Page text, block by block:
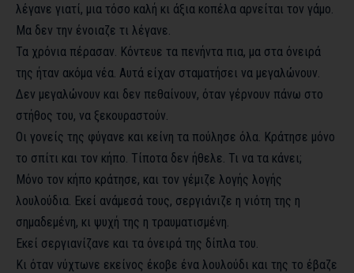
λέγανε γιατί, μια τόσο καλή κι άξια κοπέλα αρνείται τον γάμο.
Μα δεν την ένοιαζε τι λέγανε.
Τα χρόνια πέρασαν. Κόντευε τα πενήντα πια, μα στα όνειρά
της ήταν ακόμα νέα. Αυτά είχαν σταματήσει να μεγαλώνουν.
Δεν μεγαλώνουν και δεν πεθαίνουν, όταν γέρνουν πάνω στο
στήθος του, να ξεκουραστούν.
Οι γονείς της φύγανε και κείνη τα πούλησε όλα. Κράτησε μόνο
το σπίτι και τον κήπο. Τίποτα δεν ήθελε. Τι να τα κάνει;
Μόνο τον κήπο κράτησε, και τον γέμιζε λογής λογής
λουλούδια. Εκεί ανάμεσά τους, σεργιάνιζε η νιότη της η
σημαδεμένη, κι ψυχή της η τραυματισμένη.
Εκεί σεργιανίζανε και τα όνειρά της δίπλα του.
Κι όταν νύχτωνε εκείνος έκοβε ένα λουλούδι και της το έβαζε